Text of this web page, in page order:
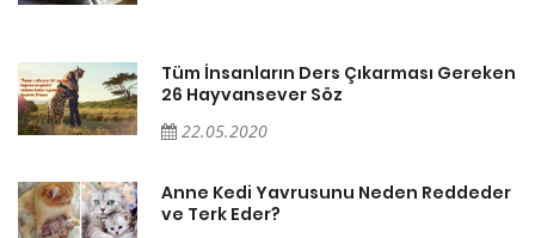
Tüm İnsanların Ders Çıkarması Gereken
26 Hayvansever Söz
22.05.2020
Anne Kedi Yavrusunu Neden Reddeder
ve Terk Eder?